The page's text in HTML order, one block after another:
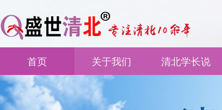
首页 关于我们 清北学长说